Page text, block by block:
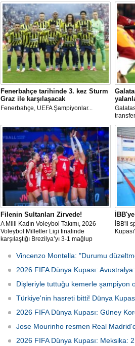
Fenerbahçe tarihinde 3. kez Sturm
Graz ile karşılaşacak
Fenerbahçe, UEFA Şampiyonlar...
gerçek
Filenin Sultanları Zirvede!
A Milli Kadın Voleybol Takımı, 2026
Voleybol Milletler Ligi finalinde
karşılaştığı Brezilya’yı 3-1 mağlup
İBB'li
Vincenzo Montella: "Durumu
2026 FIFA Dünya Kupası:
Dişleriyle tuttuğu kemerle şampiyon
Türkiye'nin hasreti bitti! Dünya
2026 FIFA Dünya Kupası: Güney
Jose Mourinho resmen Real
2026 FIFA Dünya Kupası: Meksika: